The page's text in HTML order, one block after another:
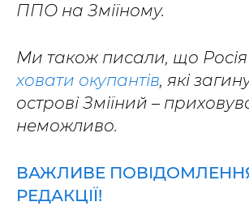
ППО на Зміїному.
Ми також писали, що
ховати окупантів, які
острові Зміїний –
неможливо.
ВАЖЛИВЕ
РЕДАКЦІЇ!